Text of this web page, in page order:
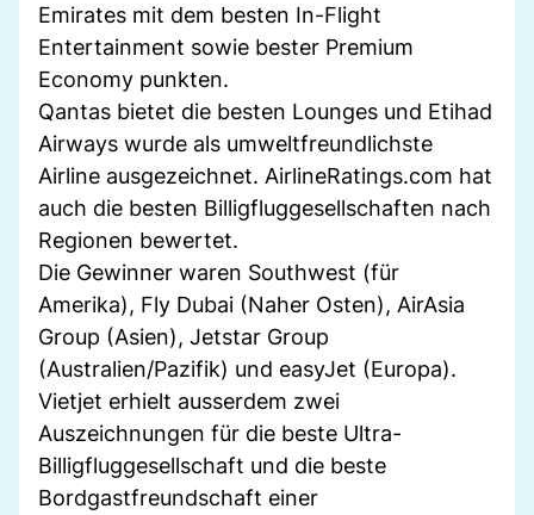
Emirates mit dem besten In-Flight
Entertainment sowie bester Premium
Economy punkten.
Qantas bietet die besten Lounges und Etihad
Airways wurde als umweltfreundlichste
Airline ausgezeichnet. AirlineRatings.com hat
auch die besten Billigfluggesellschaften nach
Regionen bewertet.
Die Gewinner waren Southwest (für
Amerika), Fly Dubai (Naher Osten), AirAsia
Group (Asien), Jetstar Group
(Australien/Pazifik) und easyJet (Europa).
Vietjet erhielt ausserdem zwei
Auszeichnungen für die beste Ultra-
Billigfluggesellschaft und die beste
Bordgastfreundschaft einer